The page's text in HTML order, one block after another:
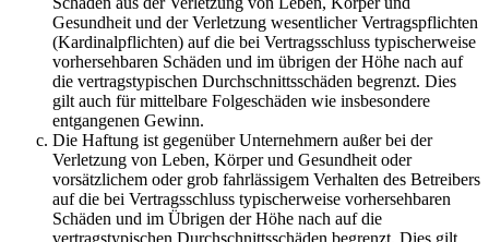
Gesundheit und der Verletzung wesentlicher Vertragspflichten
(Kardinalpflichten) auf die bei Vertragsschluss typischerweise
vorhersehbaren Schäden und im übrigen der Höhe nach auf
die vertragstypischen Durchschnittsschäden begrenzt. Dies
gilt auch für mittelbare Folgeschäden wie insbesondere
entgangenen Gewinn.
Die Haftung ist gegenüber Unternehmern außer bei der
Verletzung von Leben, Körper und Gesundheit oder
vorsätzlichem oder grob fahrlässigem Verhalten des Betreibers
auf die bei Vertragsschluss typischerweise vorhersehbaren
Schäden und im Übrigen der Höhe nach auf die
vertragstypischen Durchschnittsschäden begrenzt. Dies gilt